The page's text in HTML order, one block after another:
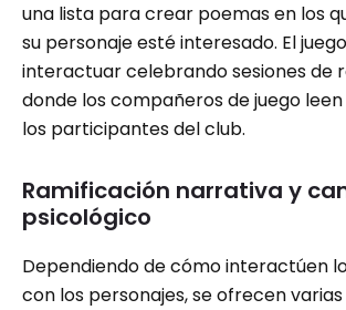
una lista para crear poemas en los
su personaje esté interesado. El
interactuar celebrando sesiones de
donde los compañeros de juego
los participantes del club.
Ramificación narrativa y
psicológico
Dependiendo de cómo interactúen
con los personajes, se ofrecen